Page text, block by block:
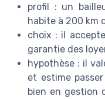
profil : un
habite à 200 km
choix : il
garantie des
hypothèse : il
et estime
bien en gestion